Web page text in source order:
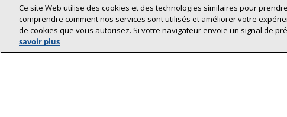
de
Ce site Web utilise des cookies et des technologies similaires pour
comprendre comment nos services sont utilisés et améliorer votre
de cookies que vous autorisez. Si votre navigateur envoie un signal de
savoir plus